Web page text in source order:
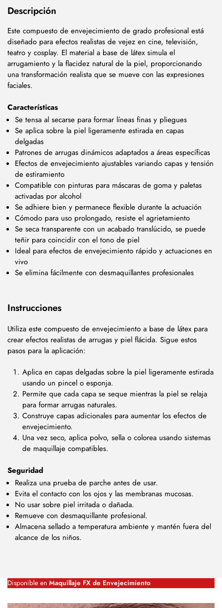
Descripción
Este compuesto de envejecimiento de grado profesional está
diseñado para efectos realistas de vejez en cine, televisión,
teatro y cosplay. El material a base de látex simula el
arrugamiento y la flacidez natural de la piel, proporcionando
una transformación realista que se mueve con las expresiones
faciales.
Características
Se tensa al secarse para formar líneas finas y pliegues
Se aplica sobre la piel ligeramente estirada en capas
delgadas
Patrones de arrugas dinámicos adaptados a áreas específicas
Efectos de envejecimiento ajustables variando capas y tensión
de estiramiento
Compatible con pinturas para máscaras de goma y paletas
activadas por alcohol
Se adhiere bien y permanece flexible durante la actuación
Cómodo para uso prolongado, resiste el agrietamiento
Se seca transparente con un acabado translúcido, se puede
teñir para coincidir con el tono de piel
Ideal para efectos de envejecimiento rápido y actuaciones en
vivo
Se elimina fácilmente con desmaquillantes profesionales
Instrucciones
Utiliza este compuesto de envejecimiento a base de látex para
crear efectos realistas de arrugas y piel flácida. Sigue estos
pasos para la aplicación:
Aplica en capas delgadas sobre la piel ligeramente estirada
usando un pincel o esponja.
Permite que cada capa se seque mientras la piel se relaja
para formar arrugas naturales.
Construye capas adicionales para aumentar los efectos de
envejecimiento.
Una vez seco, aplica polvo, sella o colorea usando sistemas
de maquillaje compatibles.
Seguridad
Realiza una prueba de parche antes de usar.
Evita el contacto con los ojos y las membranas mucosas.
No usar sobre piel irritada o dañada.
Remueve con desmaquillante profesional.
Almacena sellado a temperatura ambiente y mantén fuera del
alcance de los niños.
Disponible en Maquillaje FX de Envejecimiento